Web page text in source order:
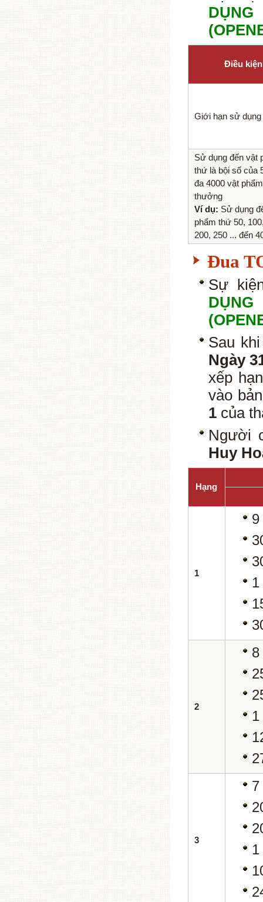
Điều kiện
Giới hạn sử dụng
Sử dụng đến vật
thứ là bội số của
đa 4000 vật
thưởng
Ví dụ: Sử dụng
phẩm thứ 50,
200, 250 ... đến
Đua
Sự
Sau
Ngày
xếp
vào
1 của
Người
Huy
Hạng
1
9
1
2
8
1
3
7
1